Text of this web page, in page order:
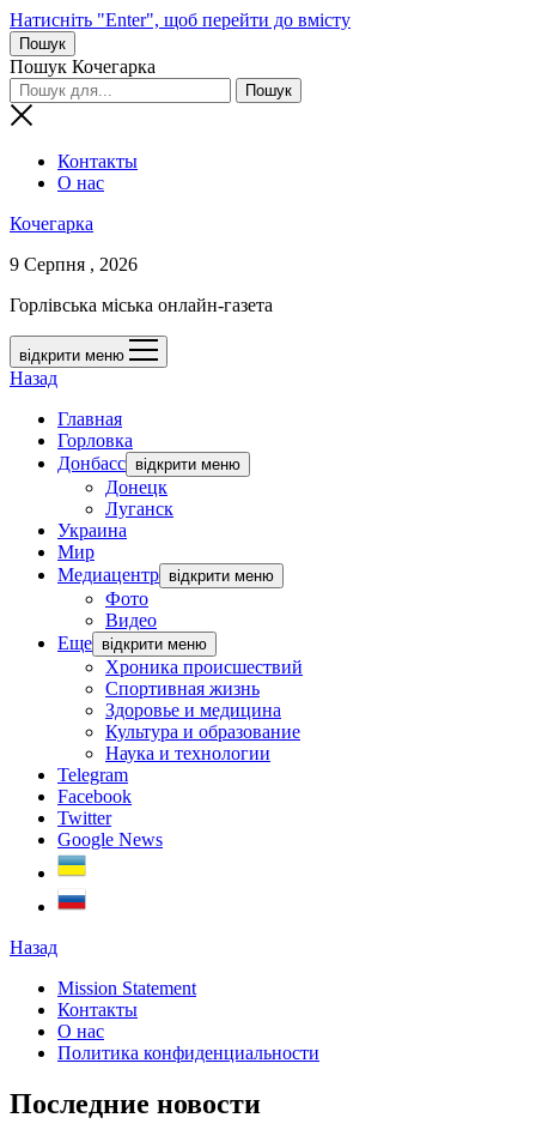
Натисніть "Enter", щоб перейти до вмісту
Пошук
Пошук Кочегарка
Контакты
О нас
Кочегарка
9 Серпня , 2026
Горлівська міська онлайн-газета
відкрити меню
Назад
Главная
Горловка
Донбасс відкрити меню
Донецк
Луганск
Украина
Мир
Медиацентр відкрити меню
Фото
Видео
Еще відкрити меню
Хроника происшествий
Спортивная жизнь
Здоровье и медицина
Культура и образование
Наука и технологии
Telegram
Facebook
Twitter
Google News
Назад
Mission Statement
Контакты
О нас
Политика конфиденциальности
Последние новости